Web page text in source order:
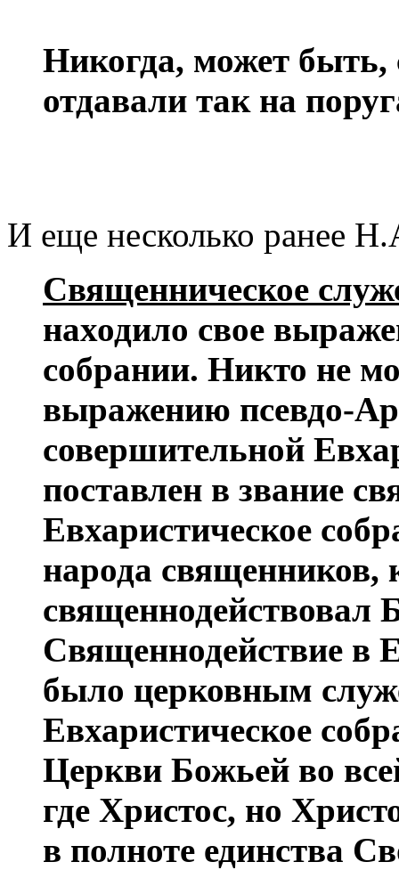
Никогда, может
отдавали так на
И еще несколько ранее
Священническое
находило свое
собрании. Никто не
выражению псевдо-
совершительной
поставлен в звание
Евхаристическое
народа священников,
священнодействовал
Священнодействие в
бы­ло церковным
Евхаристическое
Церкви Божьей во
где Христос, но
в полноте единства